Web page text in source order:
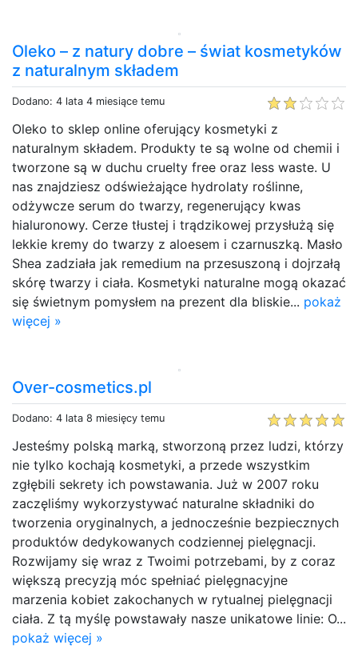
Oleko – z natury dobre – świat kosmetyków
z naturalnym składem
Dodano: 4 lata 4 miesiące temu
Oleko to sklep online oferujący kosmetyki z
naturalnym składem. Produkty te są wolne od chemii i
tworzone są w duchu cruelty free oraz less waste. U
nas znajdziesz odświeżające hydrolaty roślinne,
odżywcze serum do twarzy, regenerujący kwas
hialuronowy. Cerze tłustej i trądzikowej przysłużą się
lekkie kremy do twarzy z aloesem i czarnuszką. Masło
Shea zadziała jak remedium na przesuszoną i dojrzałą
skórę twarzy i ciała. Kosmetyki naturalne mogą okazać
się świetnym pomysłem na prezent dla bliskie... pokaż
więcej »
Over-cosmetics.pl
Dodano: 4 lata 8 miesięcy temu
Jesteśmy polską marką, stworzoną przez ludzi, którzy
nie tylko kochają kosmetyki, a przede wszystkim
zgłębili sekrety ich powstawania. Już w 2007 roku
zaczęliśmy wykorzystywać naturalne składniki do
tworzenia oryginalnych, a jednocześnie bezpiecznych
produktów dedykowanych codziennej pielęgnacji.
Rozwijamy się wraz z Twoimi potrzebami, by z coraz
większą precyzją móc spełniać pielęgnacyjne
marzenia kobiet zakochanych w rytualnej pielęgnacji
ciała. Z tą myślę powstawały nasze unikatowe linie: O...
pokaż więcej »